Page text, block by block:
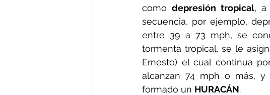
como depresión tropical, a
secuencia, por ejemplo,
entre 39 a 73 mph, se
tormenta tropical, se le
Ernesto) el cual continua
alcanzan 74 mph o más,
formado un HURACÁN.